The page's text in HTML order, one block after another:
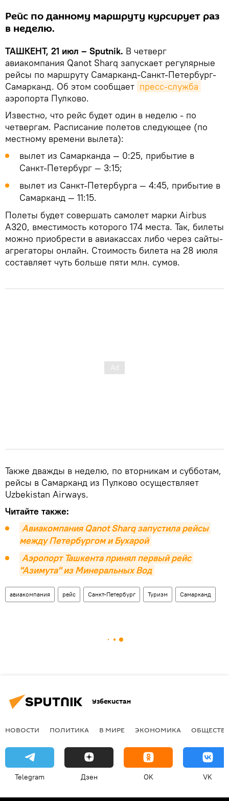
Рейс по данному маршруту курсирует раз
в неделю.
ТАШКЕНТ, 21 июл – Sputnik. В четверг
авиакомпания Qanot Sharq запускает регулярные
рейсы по маршруту Самарканд-Санкт-Петербург-
Самарканд. Об этом сообщает пресс-служба
аэропорта Пулково.
Известно, что рейс будет один в неделю - по
четвергам. Расписание полетов следующее (по
местному времени вылета):
вылет из Самарканда — 0:25, прибытие в
Санкт-Петербург — 3:15;
вылет из Санкт-Петербурга — 4:45, прибытие в
Самарканд — 11:15.
Полеты будет совершать самолет марки Airbus
A320, вместимость которого 174 места. Так, билеты
можно приобрести в авиакассах либо через сайты-
агрегаторы онлайн. Стоимость билета на 28 июля
составляет чуть больше пяти млн. сумов.
Также дважды в неделю, по вторникам и субботам,
рейсы в Самарканд из Пулково осуществляет
Uzbekistan Airways.
Читайте также:
Авиакомпания Qanot Sharq запустила рейсы
между Петербургом и Бухарой
Аэропорт Ташкента принял первый рейс
"Азимута" из Минеральных Вод
авиакомпания рейс Санкт-Петербург Туризм Самарканд
Узбекистан
НОВОСТИ ПОЛИТИКА В МИРЕ ЭКОНОМИКА
Telegram Дзен OK VK